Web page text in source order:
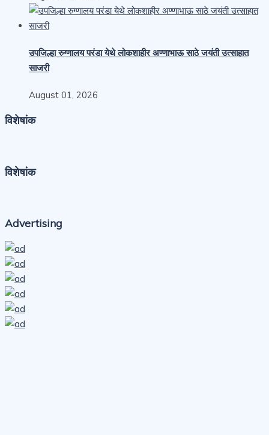
उपजिल्हा रुग्णालय परंडा येथे लोकशाहीर अण्णाभाऊ साठे जयंती उत्साहात
साजरी
August 01, 2026
विशेषांक
विशेषांक
Advertising